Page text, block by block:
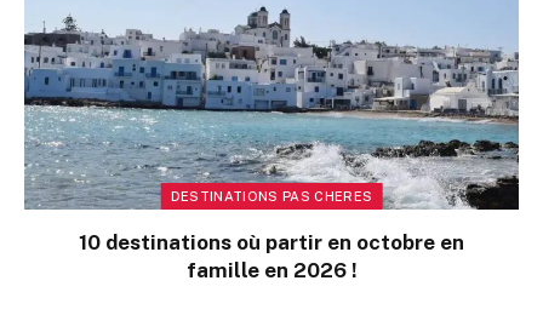
DESTINATIONS PAS CHERES
10 destinations où partir en octobre en
famille en 2026 !